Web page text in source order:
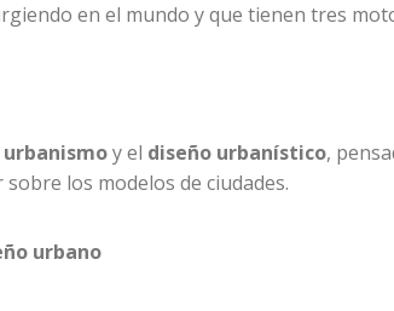
en el mundo y que tienen tres
urbanismoy el diseño urbanístico,
los modelos de ciudades.
urbano